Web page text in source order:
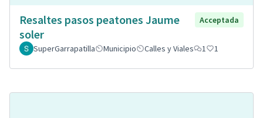
Resaltes pasos peatones Jaume
soler
Acceptada
SuperGarrapatilla Municipio Calles y Viales 1 1